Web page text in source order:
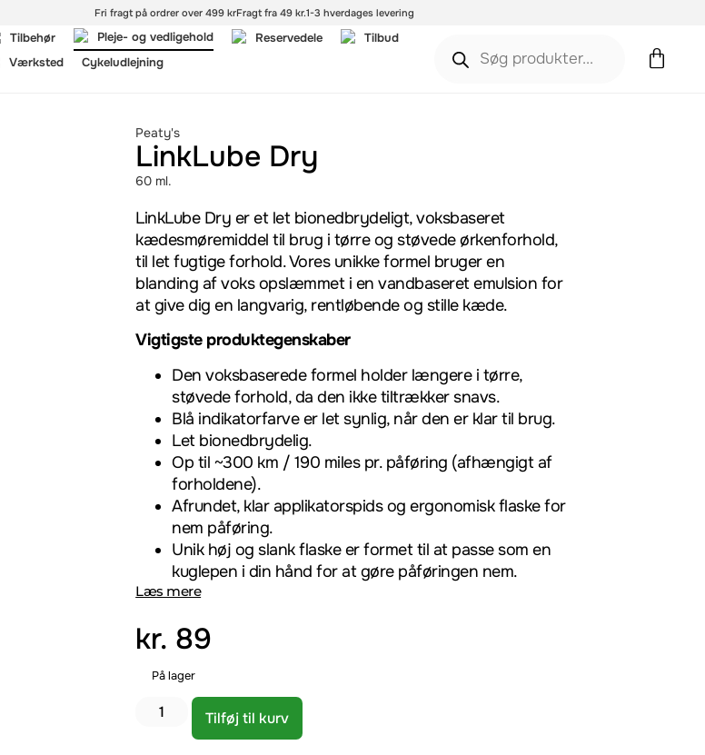
Fri fragt på ordrer over 499 krFragt fra 49 kr.1-3 hverdages levering
Tilbehør Pleje- og vedligehold Reservedele
Tilbud
Værksted
Cykeludlejning
Peaty's
LinkLube Dry
60 ml.
LinkLube Dry er et let bionedbrydeligt, voksbaseret
kædesmøremiddel til brug i tørre og støvede ørkenforhold,
til let fugtige forhold. Vores unikke formel bruger en
blanding af voks opslæmmet i en vandbaseret emulsion for
at give dig en langvarig, rentløbende og stille kæde.
Vigtigste produktegenskaber
Den voksbaserede formel holder længere i tørre,
støvede forhold, da den ikke tiltrækker snavs.
Blå indikatorfarve er let synlig, når den er klar til brug.
Let bionedbrydelig.
Op til ~300 km / 190 miles pr. påføring (afhængigt af
forholdene).
Afrundet, klar applikatorspids og ergonomisk flaske for
nem påføring.
Unik høj og slank flaske er formet til at passe som en
kuglepen i din hånd for at gøre påføringen nem.
Læs mere
kr. 89
På lager
Tilføj til kurv